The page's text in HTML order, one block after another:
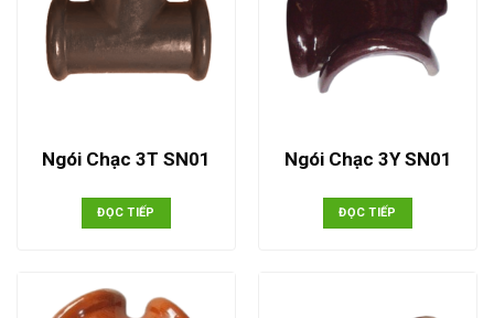
Ngói Chạc 3T SN01
ĐỌC TIẾP
Ngói Chạc 3Y SN01
ĐỌC TIẾP